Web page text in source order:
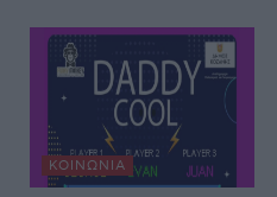
ΚΟΙΝΩΝΊΑ